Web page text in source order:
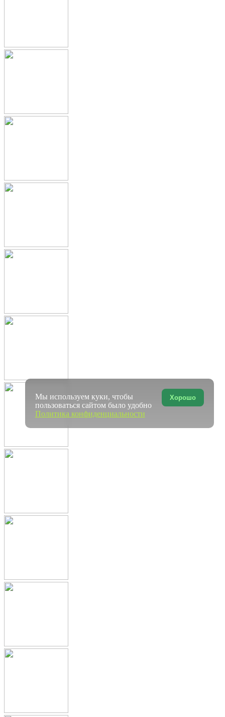
Хорошо
Мы используем куки, чтобы
пользоваться сайтом было удобно
Политика конфиденциальности